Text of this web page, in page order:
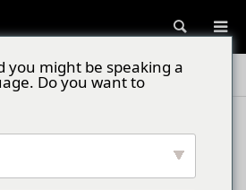
検索
you might be speaking a
Do you want to